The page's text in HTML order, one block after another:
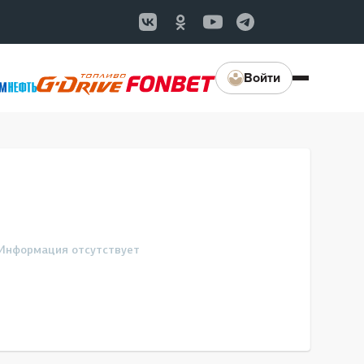
Войти
отсутствует